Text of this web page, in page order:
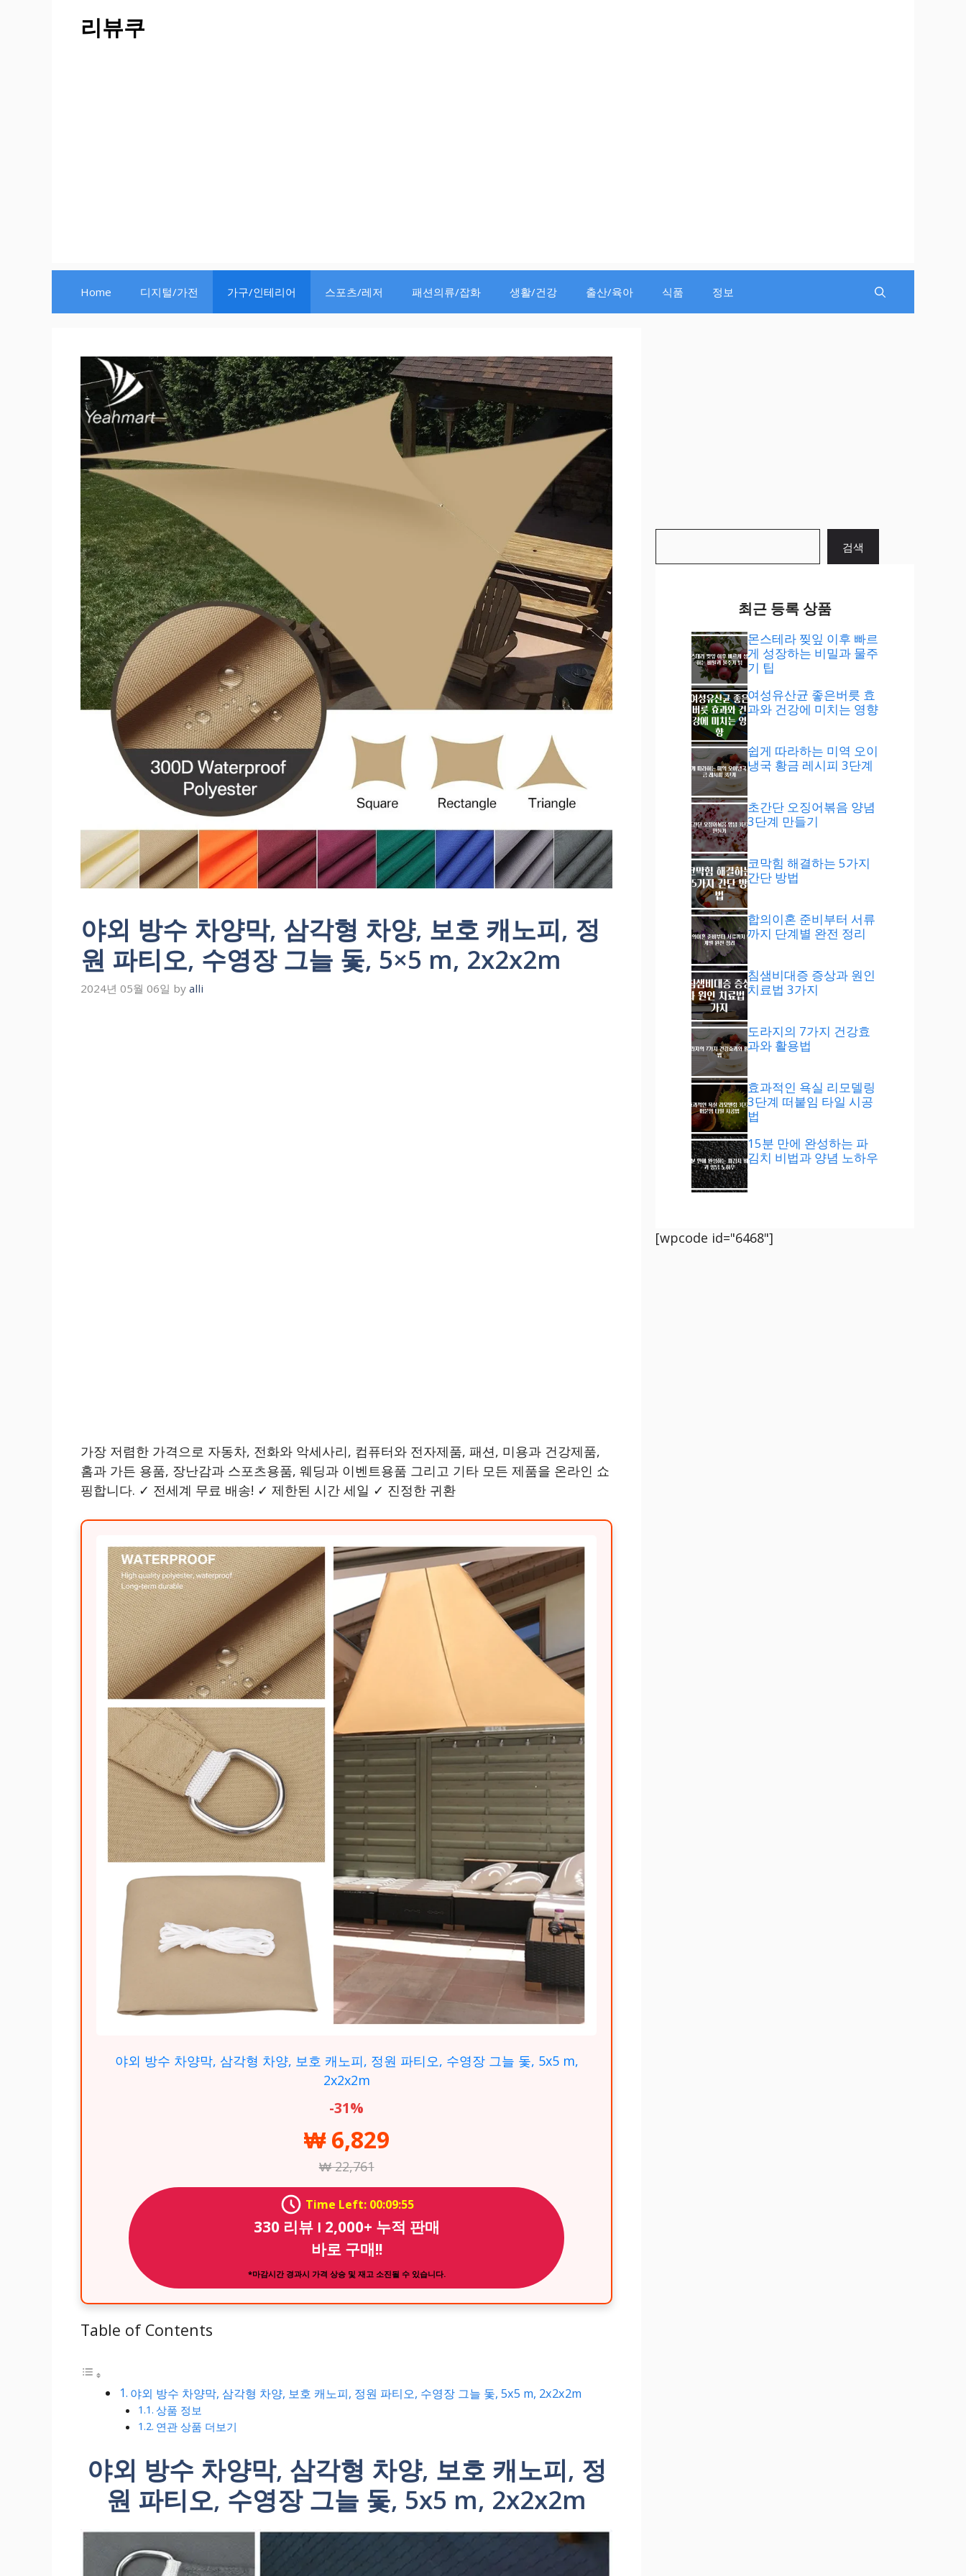
리뷰쿠
Home 디지털/가전 가구/인테리어 스포츠/레저 패션의류/잡화 생활/건강 출산/육아 식품 정보
야외 방수 차양막, 삼각형 차양, 보호 캐노피, 정
원 파티오, 수영장 그늘 돛, 5×5 m, 2x2x2m
2024년 05월 06일 by alli
가장 저렴한 가격으로 자동차, 전화와 악세사리, 컴퓨터와 전자제품, 패션, 미용과 건강제품,
홈과 가든 용품, 장난감과 스포츠용품, 웨딩과 이벤트용품 그리고 기타 모든 제품을 온라인 쇼
핑합니다. ✓ 전세계 무료 배송! ✓ 제한된 시간 세일 ✓ 진정한 귀환
야외 방수 차양막, 삼각형 차양, 보호 캐노피, 정원 파티오, 수영장 그늘 돛, 5x5 m,
2x2x2m
-31%
₩ 6,829
₩ 22,761
Time Left: 00:09:53
330 리뷰 ౹ 2,000+ 누적 판매
바로 구매!!
*마감시간 경과시 가격 상승 및 재고 소진될 수 있습니다.
Table of Contents
야외 방수 차양막, 삼각형 차양, 보호 캐노피, 정원 파티오, 수영장 그늘 돛, 5x5 m, 2x2x2m
상품 정보
연관 상품 더보기
야외 방수 차양막, 삼각형 차양, 보호 캐노피, 정
원 파티오, 수영장 그늘 돛, 5x5 m, 2x2x2m
검색
최근 등록 상품
몬스테라 찢잎 이후 빠르
게 성장하는 비밀과 물주
기 팁
여성유산균 좋은버릇 효
과와 건강에 미치는 영향
쉽게 따라하는 미역 오이
냉국 황금 레시피 3단계
초간단 오징어볶음 양념
3단계 만들기
코막힘 해결하는 5가지
간단 방법
합의이혼 준비부터 서류
까지 단계별 완전 정리
침샘비대증 증상과 원인
치료법 3가지
도라지의 7가지 건강효
과와 활용법
효과적인 욕실 리모델링
3단계 떠붙임 타일 시공
법
15분 만에 완성하는 파
김치 비법과 양념 노하우
[wpcode id="6468"]